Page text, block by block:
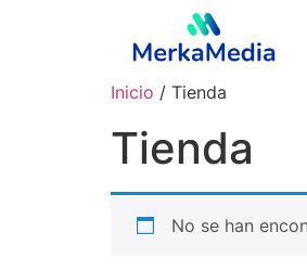
Inicio / Tienda
Tienda
No se han